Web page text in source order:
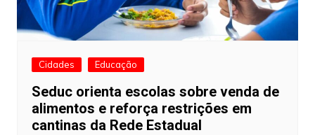
Cidades Educação
Seduc orienta escolas sobre venda de
alimentos e reforça restrições em
cantinas da Rede Estadual